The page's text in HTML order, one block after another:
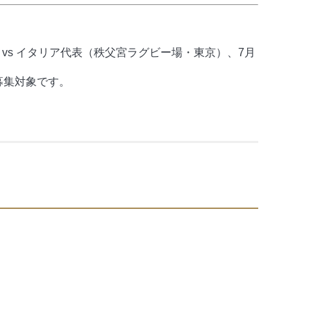
イタリア代表（秩父宮ラグビー場・東京）、7月
対象です。